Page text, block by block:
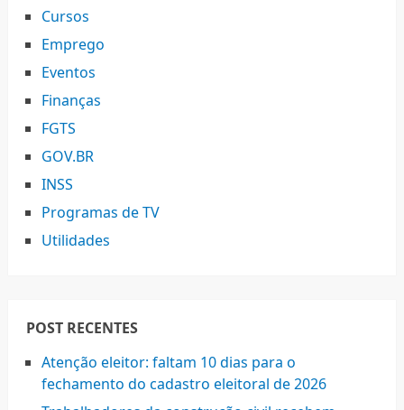
Cursos
Emprego
Eventos
Finanças
FGTS
GOV.BR
INSS
Programas de TV
Utilidades
POST RECENTES
Atenção eleitor: faltam 10 dias para o
fechamento do cadastro eleitoral de 2026